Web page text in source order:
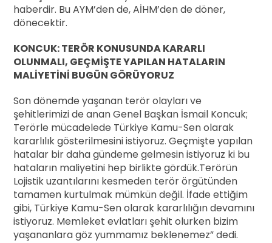
haberdir. Bu AYM’den de, AİHM’den de döner,
dönecektir.
KONCUK: TERÖR KONUSUNDA KARARLI
OLUNMALI, GEÇMİŞTE YAPILAN HATALARIN
MALİYETİNİ BUGÜN GÖRÜYORUZ
Son dönemde yaşanan terör olayları ve
şehitlerimizi de anan Genel Başkan İsmail Koncuk;
Terörle mücadelede Türkiye Kamu-Sen olarak
kararlılık gösterilmesini istiyoruz. Geçmişte yapılan
hatalar bir daha gündeme gelmesin istiyoruz ki bu
hataların maliyetini hep birlikte gördük.Terörün
Lojistik uzantılarını kesmeden terör örgütünden
tamamen kurtulmak mümkün değil. İfade ettiğim
gibi, Türkiye Kamu-Sen olarak kararlılığın devamını
istiyoruz. Memleket evlatları şehit olurken bizim
yaşananlara göz yummamız beklenemez” dedi.